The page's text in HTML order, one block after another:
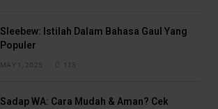
Sleebew: Istilah Dalam Bahasa Gaul Yang
Populer
MAY 1, 2025 113
Sadap WA: Cara Mudah & Aman? Cek